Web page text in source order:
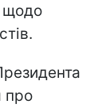
щодо
про